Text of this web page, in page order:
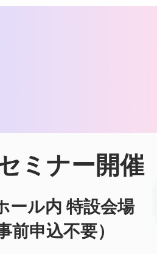
ミナー開催
ール内 特設会場
前申込不要）